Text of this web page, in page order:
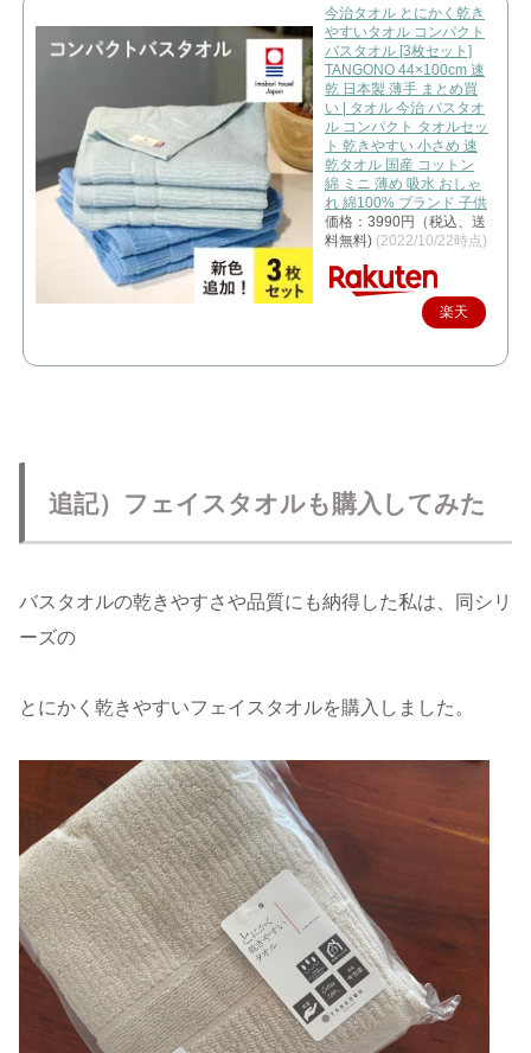
今治タオル とにかく乾き
やすいタオル コンパクト
バスタオル [3枚セット]
TANGONO 44×100cm 速
乾 日本製 薄手 まとめ買
い | タオル 今治 バスタオ
ル コンパクト タオルセッ
ト 乾きやすい 小さめ 速
乾タオル 国産 コットン
綿 ミニ 薄め 吸水 おしゃ
れ 綿100% ブランド 子供
価格：3990円（税込、送
料無料) (2022/10/22時点)
楽天
追記）フェイスタオルも購入してみた
バスタオルの乾きやすさや品質にも納得した私は、同シリ
ーズの
とにかく乾きやすいフェイスタオルを購入しました。